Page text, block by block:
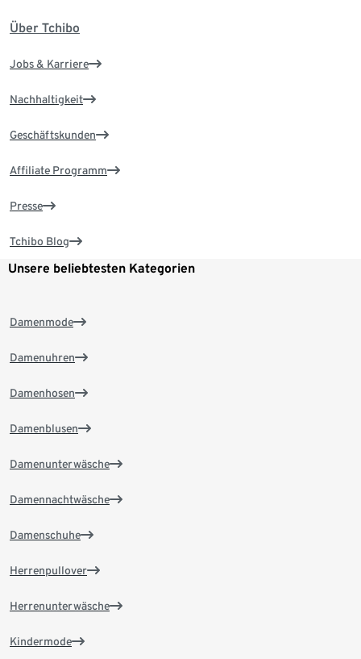
Über Tchibo
Jobs & Karriere
Nachhaltigkeit
Geschäftskunden
Affiliate Programm
Presse
Tchibo Blog
Unsere beliebtesten Kategorien
Damenmode
Damenuhren
Damenhosen
Damenblusen
Damenunterwäsche
Damennachtwäsche
Damenschuhe
Herrenpullover
Herrenunterwäsche
Kindermode